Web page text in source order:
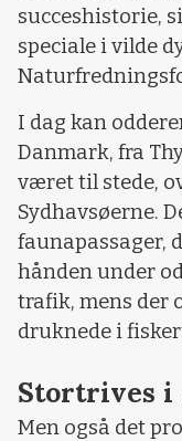
succeshistorie,
speciale i vilde
I dag kan
Danmark, fra
været til stede,
Sydhavsøerne.
faunapassager,
hånden under
trafik, mens der
druknede i
Stortrives i
Men også det